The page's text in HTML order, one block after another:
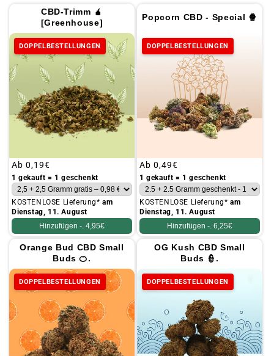
CBD-Trimm 🧉
[Greenhouse]
DOPPELBESTELLUNGEN
Üblicher
Preis
Ab 0,19€
1 gekauft = 1 geschenkt
KOSTENLOSE Lieferung*am
Dienstag, 11. August
Hinzufügen -. 4,95€
Popcorn CBD - Special 🍿
DOPPELBESTELLUNGEN
Üblicher
Preis
Ab 0,49€
1 gekauft = 1 geschenkt
KOSTENLOSE Lieferung*am
Dienstag, 11. August
Hinzufügen -. 6,25€
Orange Bud CBD Small
Buds 🍊.
DOPPELBESTELLUNGEN
OG Kush CBD Small
Buds 👮.
DOPPELBESTELLUNGEN